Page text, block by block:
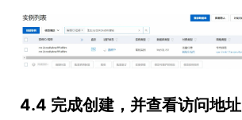
4.4 完成创建，并查看访问地址